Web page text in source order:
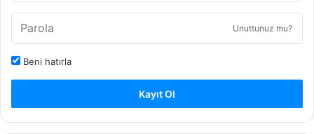
Unuttunuz mu?
Beni hatırla
Kayıt Ol